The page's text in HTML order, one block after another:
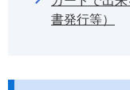
書発行等）